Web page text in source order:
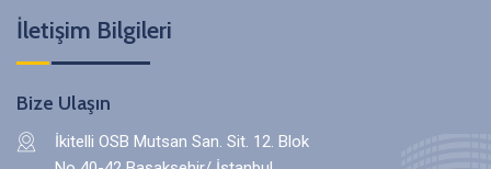
İletişim Bilgileri
Bize Ulaşın
İkitelli OSB Mutsan San. Sit. 12. Blok